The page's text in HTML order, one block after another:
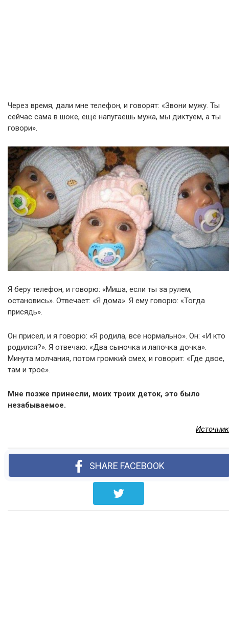
Через время, дали мне телефон, и говорят: «Звони мужу. Ты
сейчас сама в шоке, ещё напугаешь мужа, мы диктуем, а ты
говори».
Я беру телефон, и говорю: «Миша, если ты за рулем,
остановись». Отвечает: «Я дома». Я ему говорю: «Тогда
присядь».
Он присел, и я говорю: «Я родила, все нормально». Он: «И кто
родился?». Я отвечаю: «Два сыночка и лапочка дочка».
Минута молчания, потом громкий смех, и говорит: «Где двое,
там и трое».
Мне позже принесли, моих троих деток, это было
незабываемое.
Источник
SHARE FACEBOOK